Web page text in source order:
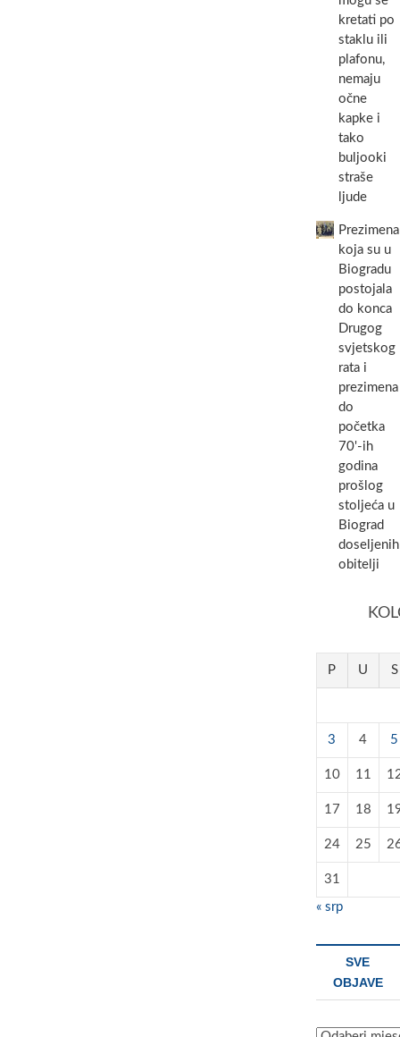
kretati po
staklu ili
plafonu,
nemaju
očne
kapke i
tako
buljooki
straše
ljude
Prezimena
koja su u
Biogradu
postojala
do konca
Drugog
svjetskog
rata i
prezimena
do
početka
70'-ih
godina
prošlog
stoljeća u
Biograd
doseljenih
obitelji
P U S
3 4 5
10 11
17 18
24 25
31
« srp
SVE
OBJAVE